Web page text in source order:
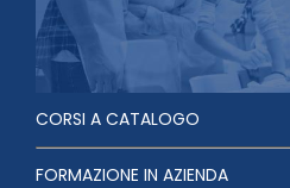
CORSI A CATALOGO
FORMAZIONE IN AZIENDA